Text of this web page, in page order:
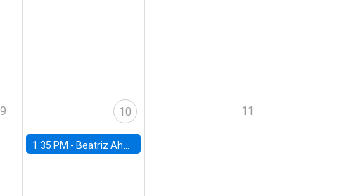
9 10
1:35 PM - Beatriz Ahumada, PhD candidate, Universidad de Pittsburgh
11